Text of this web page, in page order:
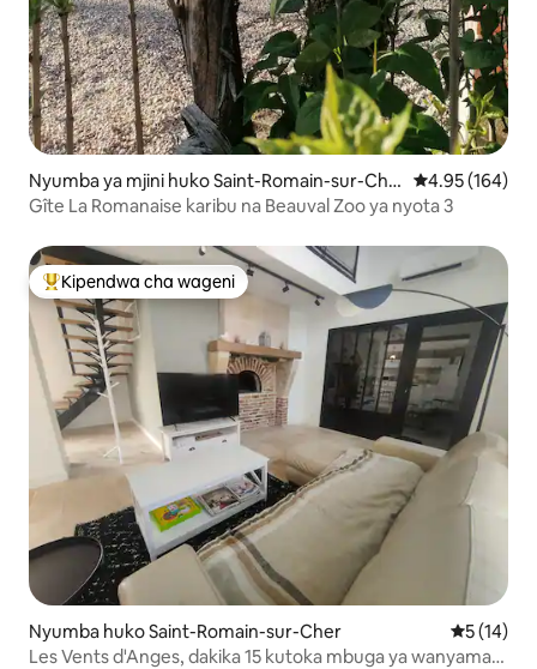
Nyumba ya mjini huko Saint-Romain-sur-Che
r
Ukadiriaji wa
4.95 (164)
Gîte La Romanaise karibu na Beauval Zoo ya nyota 3
Kipendwa maarufu cha wageni
Kipendwa cha wageni
Nyumba huko Saint-Romain-sur-Cher Ukadiriaji
5 (14)
Les Vents d'Anges, dakika 15 kutoka mbuga ya wanyama